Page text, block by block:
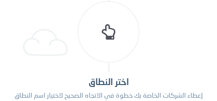
اختر النطاق
إعطاء الشركات الخاصة بك خطوة في الاتجاه الصحيح لاختيار اسم النطاق